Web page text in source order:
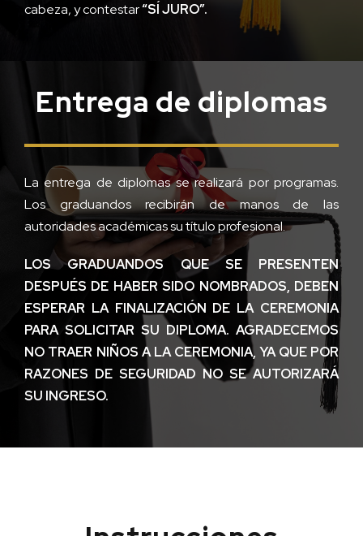
cabeza, y contestar“SÍ JURO”.
Entrega de diplomas
La entrega de diplomas se realizará por programas.
Los graduandos recibirán de manos de las
autoridades académicas su título profesional.
LOS GRADUANDOS QUE SE PRESENTEN
DESPUÉS DE HABER SIDO NOMBRADOS, DEBEN
ESPERAR LA FINALIZACIÓN DE LA CEREMONIA
PARA SOLICITAR SU DIPLOMA. AGRADECEMOS
NO TRAER NIÑOS A LA CEREMONIA, YA QUE POR
RAZONES DE SEGURIDAD NO SE AUTORIZARÁ
SU INGRESO.